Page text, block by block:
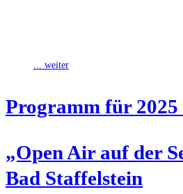
... weiter
Pro­gramm für
„Open Air auf der
Bad Staffelstein